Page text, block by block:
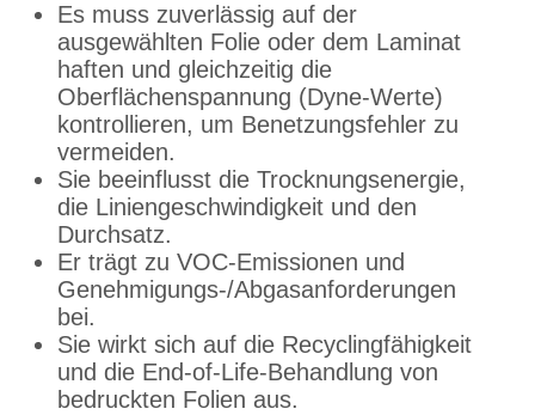
Es muss zuverlässig auf der
ausgewählten Folie oder dem Laminat
haften und gleichzeitig die
Oberflächenspannung (Dyne-Werte)
kontrollieren, um Benetzungsfehler zu
vermeiden.
Sie beeinflusst die Trocknungsenergie,
die Liniengeschwindigkeit und den
Durchsatz.
Er trägt zu VOC-Emissionen und
Genehmigungs-/Abgasanforderungen
bei.
Sie wirkt sich auf die Recyclingfähigkeit
und die End-of-Life-Behandlung von
bedruckten Folien aus.